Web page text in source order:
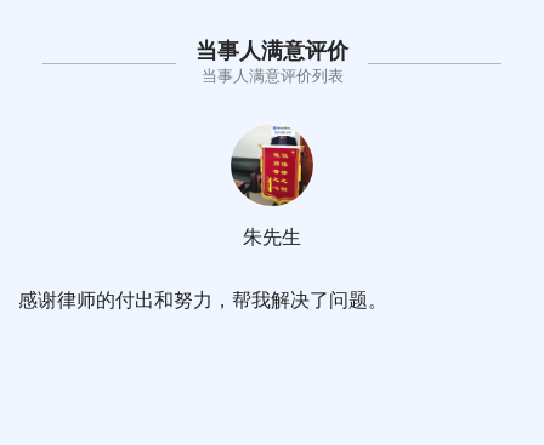
当事人满意评价
当事人满意评价列表
感谢律师的付出和努力，帮我解决了问题。
朱先生